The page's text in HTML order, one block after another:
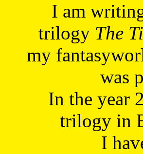
I am
trilogy The
my
was
In the year
trilogy in
I